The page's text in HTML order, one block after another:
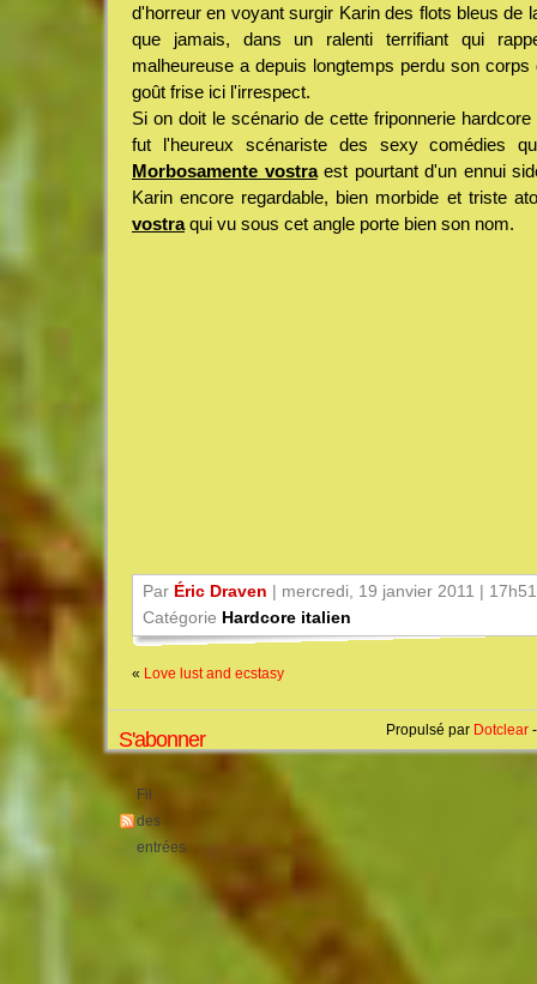
d'horreur en voyant surgir Karin des flots bleus de
que jamais, dans un ralenti terrifiant qui
malheureuse a depuis longtemps perdu son
goût frise ici l'irrespect.
Si on doit le scénario de cette friponnerie
fut l'heureux scénariste des sexy comédies
Morbosamente vostraest pourtant d'un ennui
Karin encore regardable, bien morbide et triste
vostraqui vu sous cet angle porte bien son nom.
Par Éric Draven | mercredi, 19 janvier 2011 | 17h51
Catégorie Hardcore italien
« Love lust and ecstasy
S'abonner
Fil
des
entrées
Propulsé par Dotclear